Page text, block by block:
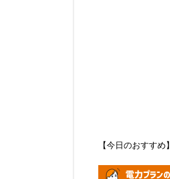
【今日のおすすめ】